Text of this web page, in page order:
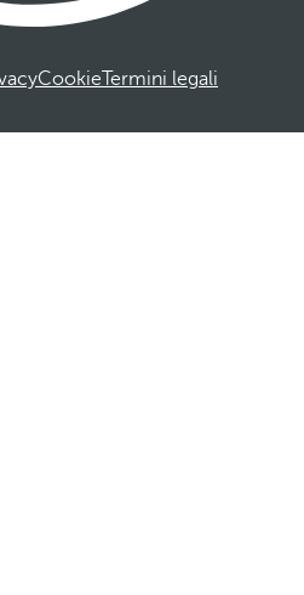
CookieTermini legali